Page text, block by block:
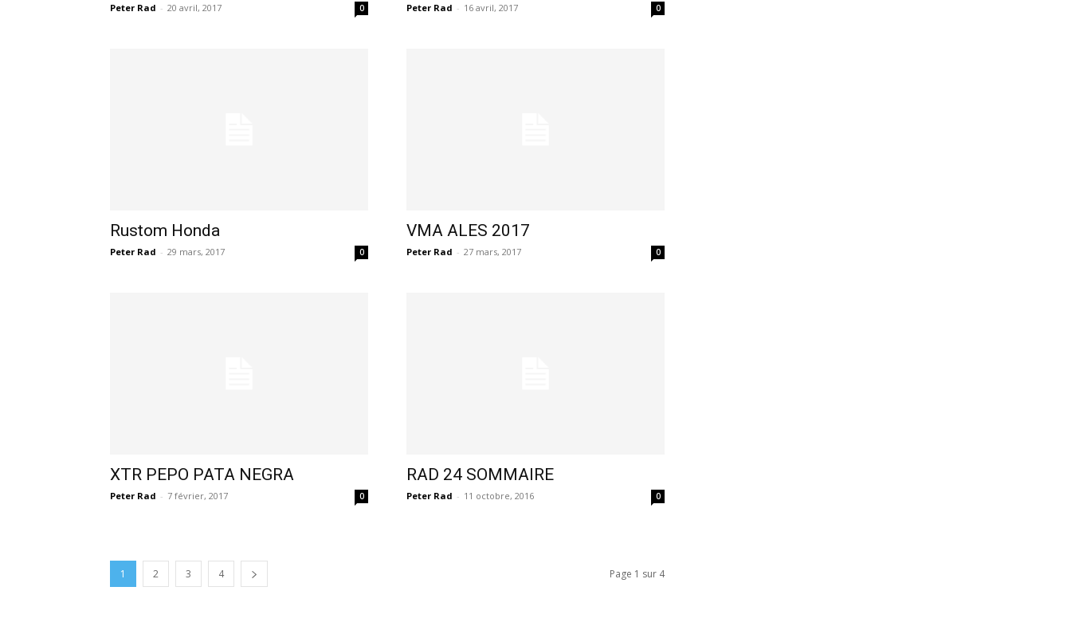
Peter Rad - 20 avril, 2017 0 Peter Rad - 16 avril, 2017 0
Rustom Honda
Peter Rad - 29 mars, 2017 0
VMA ALES 2017
Peter Rad - 27 mars, 2017 0
XTR PEPO PATA NEGRA
Peter Rad - 7 février, 2017 0
RAD 24 SOMMAIRE
Peter Rad - 11 octobre, 2016 0
1 2 3 4 Page 1 sur 4